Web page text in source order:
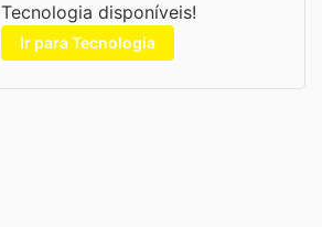
Tecnologia disponíveis!
Ir para Tecnologia